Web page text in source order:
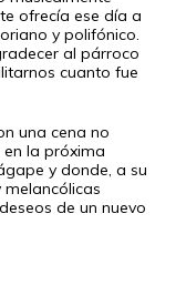
ofrecía ese día a
y polifónico.
al párroco
cuanto fue
una cena no
la próxima
y donde, a su
melancólicas
de un nuevo